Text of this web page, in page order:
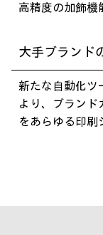
高精度の加飾機
大手ブランド
新たな自動化ツ
より、ブランド
をあらゆる印刷